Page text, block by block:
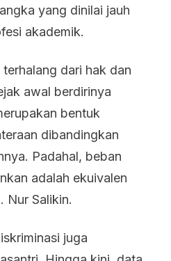
yang dinilai jauh
akademik.
terhalang dari hak dan
awal berdirinya
bentuk
dibandingkan
Padahal, beban
adalah ekuivalen
Nur Salikin.
juga